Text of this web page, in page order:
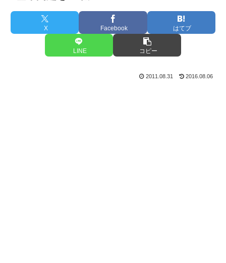
X Facebook はてブ
LINE コピー
2011.08.31 2016.08.06